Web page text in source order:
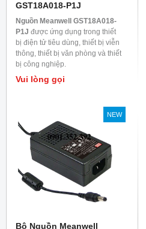
GST18A018-P1J
Nguồn Meanwell GST18A018-
P1J được ứng dụng trong thiết
bị điện tử tiêu dùng, thiết bị viễn
thông, thiết bị văn phòng và thiết
bị công nghiệp.
Vui lòng gọi
NEW
Bộ Nguồn Meanwell